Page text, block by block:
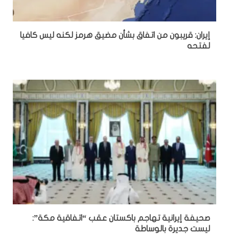
إيران: قريبون من اتفاق بشأن مضيق هرمز لكنه ليس كافيا
لفتحه
صحيفة إيرانية تهاجم باكستان عقب “اتفاقية مكة”:
ليست جديرة بالوساطة